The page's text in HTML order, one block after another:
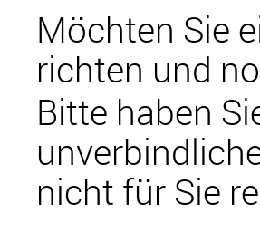
Möchten Sie
richten und
Bitte haben
nicht für Sie